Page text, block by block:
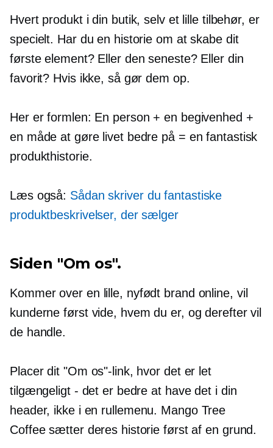
Hvert produkt i din butik, selv et lille tilbehør, er
specielt. Har du en historie om at skabe dit
første element? Eller den seneste? Eller din
favorit? Hvis ikke, så gør dem op.
Her er formlen: En person + en begivenhed +
en måde at gøre livet bedre på = en fantastisk
produkthistorie.
Læs også: Sådan skriver du fantastiske
produktbeskrivelser, der sælger
Siden "Om os".
Kommer over en lille, nyfødt brand online, vil
kunderne først vide, hvem du er, og derefter vil
de handle.
Placer dit "Om os"-link, hvor det er let
tilgængeligt - det er bedre at have det i din
header, ikke i en rullemenu. Mango Tree
Coffee sætter deres historie først af en grund.